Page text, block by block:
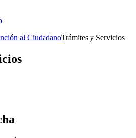
al CiudadanoTrámites y Servicios